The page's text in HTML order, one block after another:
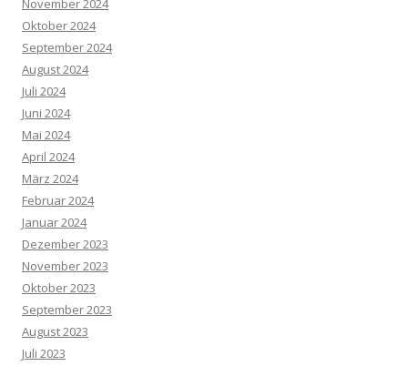
November 2024
Oktober 2024
September 2024
August 2024
Juli 2024
Juni 2024
Mai 2024
April 2024
März 2024
Februar 2024
Januar 2024
Dezember 2023
November 2023
Oktober 2023
September 2023
August 2023
Juli 2023